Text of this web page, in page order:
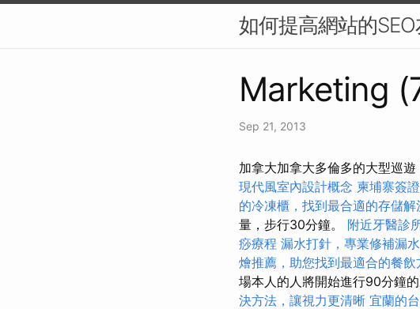
如何提高網站的
Marketing
Sep 21, 2013
加拿大加拿大多倫多的大型巡
現代風室內設計概念 柬埔寨簽
的冷凍櫃，找到最合適的存儲解
量，步行30分鐘。 附近牙醫診
痧療程 漏水打針，專業修補漏
燴推薦，助您找到最適合的餐飲
場本人的人將開始進行90分鐘
決方法，讓視力更清晰 宜蘭的